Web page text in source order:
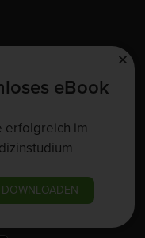
eBook
erfolgreich im